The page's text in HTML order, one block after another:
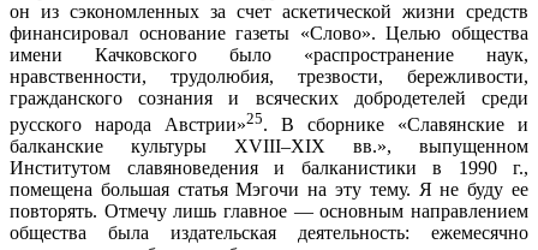
он из сэкономленных за счет аскетической жизни средств
финансировал основание газеты «Слово». Целью общества
имени Качковского было «распространение наук,
нравственности, трудолюбия, трезвости, бережливости,
гражданского сознания и всяческих добродетелей среди
русского народа Австрии»25. В сборнике «Славянские и
балканские культуры ХVIII–ХIХ вв.», выпущенном
Институтом славяноведения и балканистики в 1990 г.,
помещена большая статья Мэгочи на эту тему. Я не буду ее
повторять. Отмечу лишь главное — основным направлением
общества была издательская деятельность: ежемесячно